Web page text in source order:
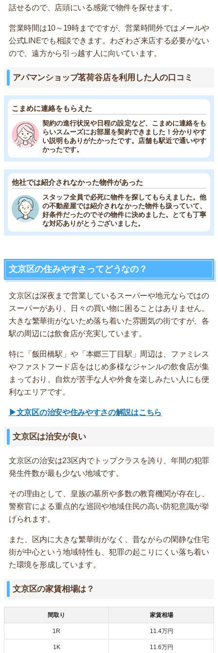
話せるので、店頭にいる感覚で物件を探せます。
営業時間は10～19時までですが、営業時間外ではメールや
公式LINEでも相談できます。わざわざ来店する必要がない
ので、遠方から引っ越す人に向いています。
アパマンショップ茗荷谷店を利用した人の口コミ
こまめに連絡をもらえた
契約の進行状況や日程の設定など、こまめに連絡をも
らいスムーズにお部屋を契約できました！分かりやす
い説明もありがたかったです。店舗も駅近で通いやす
かったです。
他社では紹介されなかった物件があった
スタッフ全員で必死に物件を探してもらえました。他
の不動産屋では紹介されなかった物件も扱っていて、
好条件だったのでその物件に決めました。とても丁寧
な対応ありがとうございました。
文京区の住みやすさってどうなの？
文京区は深夜まで営業しているスーパーや地元ならではの
スーパーがあり、日々の買い物に困ることはありません。
大きな繁華街がないため落ち着いた雰囲気の街ですが、各
駅の周辺には飲食店が充実しています。
特に「飯田橋駅」や「本郷三丁目駅」周辺は、ファミレス
やファストフード店をはじめ多様なジャンルの飲食店が集
まっており、自炊が苦手な人や外食を楽しみたい人にも便
利なエリアです。
▶文京区の治安や住みやすさの解説はこちら
文京区は治安が良い
文京区の治安は23区内でトップクラスを誇り、年間の犯罪
発生件数が最も少ない地域です。
その理由として、皇族の墓所や多数の教育機関が存在し、
警察官による重点的な巡回や地域住民の高い防犯意識が挙
げられます。
また、区内に大きな繁華街がなく、昔ながらの閑静な住宅
街が中心という地域特性も、犯罪の起こりにくい落ち着い
た環境を形成しています。
文京区の家賃相場は？
間取り 家賃相場
1R 11.4万円
1K 11.6万円